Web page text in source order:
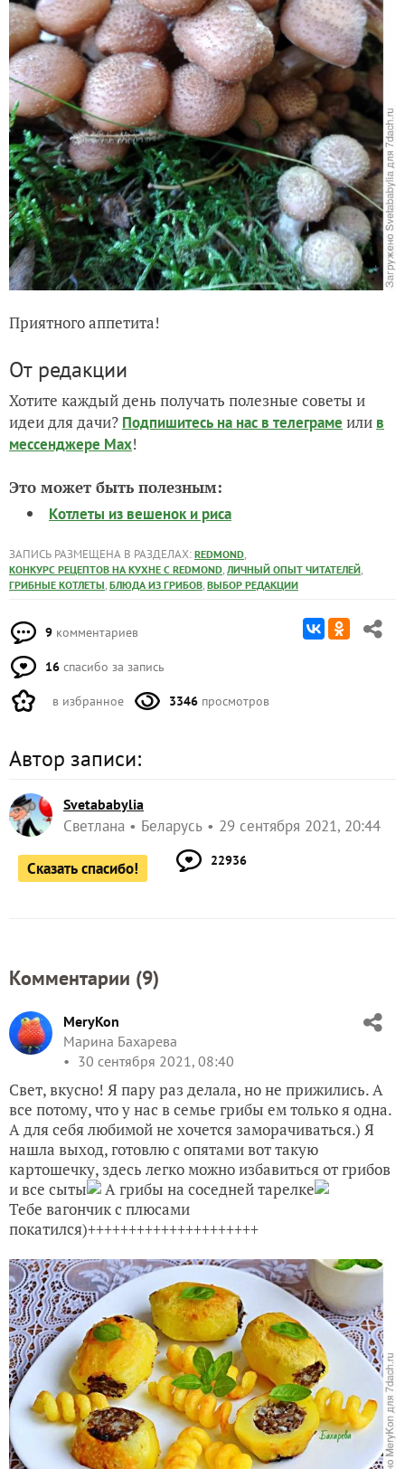
Приятного аппетита!
От редакции
Хотите каждый день получать полезные советы и
идеи для дачи? Подпишитесь на нас в телеграме или в
мессенджере Max!
Это может быть полезным:
Котлеты из вешенок и риса
ЗАПИСЬ РАЗМЕЩЕНА В РАЗДЕЛАХ: REDMOND,
КОНКУРС РЕЦЕПТОВ НА КУХНЕ С REDMOND, ЛИЧНЫЙ ОПЫТ ЧИТАТЕЛЕЙ,
ГРИБНЫЕ КОТЛЕТЫ, БЛЮДА ИЗ ГРИБОВ, ВЫБОР РЕДАКЦИИ
9 комментариев
16 спасибо за запись
в избранное 3346 просмотров
Автор записи:
Svetababylia
Светлана Беларусь 29 сентября 2021, 20:44
Сказать спасибо! 22936
Комментарии (9)
MeryKon
Марина Бахарева
30 сентября 2021, 08:40
Свет, вкусно! Я пару раз делала, но не прижились. А
все потому, что у нас в семье грибы ем только я одна.
А для себя любимой не хочется заморачиваться.) Я
нашла выход, готовлю с опятами вот такую
картошечку, здесь легко можно избавиться от грибов
и все сыты
А грибы на соседней тарелке
Тебе вагончик с плюсами
покатился)+++++++++++++++++++++